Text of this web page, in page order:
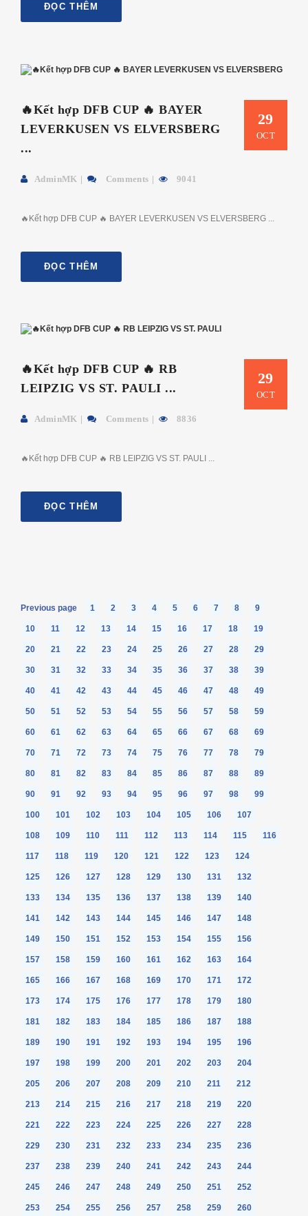
ĐỌC THÊM
29
OCT
🔥Kết hợp DFB CUP 🔥 BAYER
LEVERKUSEN VS ELVERSBERG
...
AdminMK Comments 9041
🔥Kết hợp DFB CUP 🔥 BAYER LEVERKUSEN VS ELVERSBERG ...
ĐỌC THÊM
29
OCT
🔥Kết hợp DFB CUP 🔥 RB
LEIPZIG VS ST. PAULI ...
AdminMK Comments 8836
🔥Kết hợp DFB CUP 🔥 RB LEIPZIG VS ST. PAULI ...
ĐỌC THÊM
Previous page 1 2 3 4 5 6 7 8 9
10 11 12 13 14 15 16 17 18 19
20 21 22 23 24 25 26 27 28 29
30 31 32 33 34 35 36 37 38 39
40 41 42 43 44 45 46 47 48 49
50 51 52 53 54 55 56 57 58 59
60 61 62 63 64 65 66 67 68 69
70 71 72 73 74 75 76 77 78 79
80 81 82 83 84 85 86 87 88 89
90 91 92 93 94 95 96 97 98 99
100 101 102 103 104 105 106 107
108 109 110 111 112 113 114 115 116
117 118 119 120 121 122 123 124
125 126 127 128 129 130 131 132
133 134 135 136 137 138 139 140
141 142 143 144 145 146 147 148
149 150 151 152 153 154 155 156
157 158 159 160 161 162 163 164
165 166 167 168 169 170 171 172
173 174 175 176 177 178 179 180
181 182 183 184 185 186 187 188
189 190 191 192 193 194 195 196
197 198 199 200 201 202 203 204
205 206 207 208 209 210 211 212
213 214 215 216 217 218 219 220
221 222 223 224 225 226 227 228
229 230 231 232 233 234 235 236
237 238 239 240 241 242 243 244
245 246 247 248 249 250 251 252
253 254 255 256 257 258 259 260